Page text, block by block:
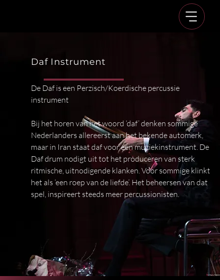
Daf Instrument
De Daf is een Perzisch/Koerdische percussie
instrument
Bij het horen van het woord ‘daf’ denken sommige
Nederlanders allereerst aan het bekende automerk,
maar in Iran staat daf voor een muziekinstrument. De
Daf drum nodigt uit tot het produceren van sterk
ritmische, uitnodigende klanken. Voor sommige klinkt
het als ‘een roep van de liefde’. Het beheersen van dat
spel, inspireert steeds meer percussionisten.